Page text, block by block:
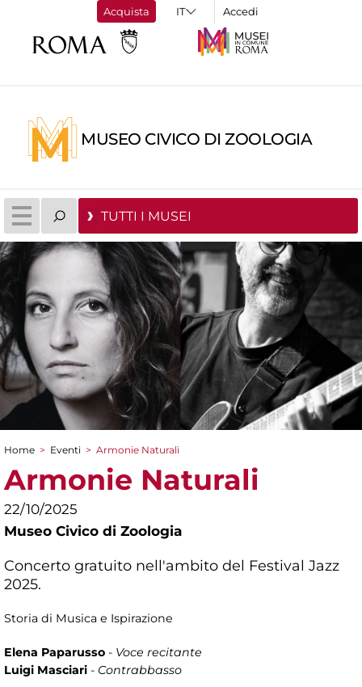
Acquista Accedi
MUSEO CIVICO DI ZOOLOGIA
TUTTI I MUSEI
Tu sei qui
Home > Eventi > Armonie Naturali
Armonie Naturali
22/10/2025
Museo Civico di Zoologia
Concerto gratuito nell'ambito del Festival Jazz
2025.
Storia di Musica e Ispirazione
Elena Paparusso - Voce recitante
Luigi Masciari - Contrabbasso